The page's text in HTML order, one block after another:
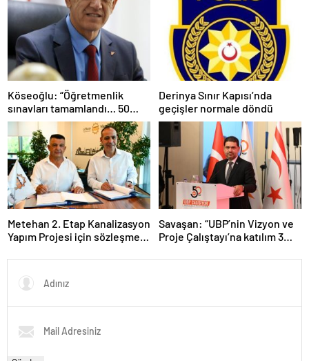
Köseoğlu: “Öğretmenlik
sınavları tamamlandı… 50
branşta 2 bin 253 kişi sınava
katıldı”
Derinya Sınır Kapısı’nda
geçişler normale döndü
Metehan 2. Etap Kanalizasyon
Yapım Projesi için sözleşme
Savaşan: “UBP’nin Vizyon ve
Proje Çalıştayı’na katılım 3